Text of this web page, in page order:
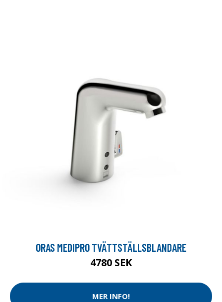
ORAS MEDIPRO TVÄTTSTÄLLSBLANDARE
4780 SEK
MER INFO!